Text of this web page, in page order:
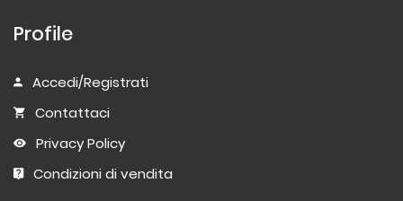
Profile
Accedi/Registrati
Contattaci
Privacy Policy
Condizioni di vendita